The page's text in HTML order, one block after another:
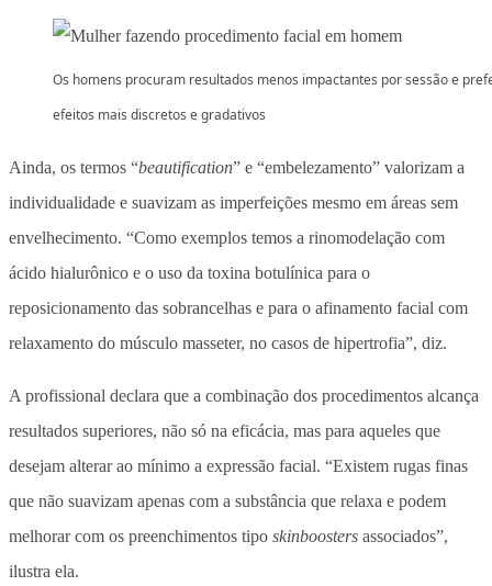
Os homens procuram resultados menos impactantes por sessão e
efeitos mais discretos e gradativos
Ainda, os termos “beautification” e “embelezamento” valorizam a
individualidade e suavizam as imperfeições mesmo em áreas sem
envelhecimento. “Como exemplos temos a rinomodelação com
ácido hialurônico e o uso da toxina botulínica para o
reposicionamento das sobrancelhas e para o afinamento facial com
relaxamento do músculo masseter, no casos de hipertrofia”, diz.
A profissional declara que a combinação dos procedimentos alcança
resultados superiores, não só na eficácia, mas para aqueles que
desejam alterar ao mínimo a expressão facial. “Existem rugas finas
que não suavizam apenas com a substância que relaxa e podem
melhorar com os preenchimentos tipo skinboosters associados”,
ilustra ela.